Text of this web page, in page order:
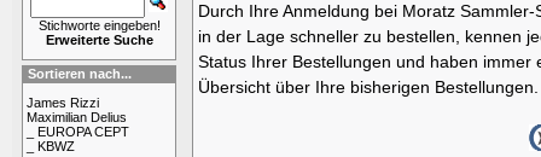
Stichworte eingeben!
Erweiterte Suche
Sortieren nach...
James Rizzi
Maximilian Delius
_ EUROPA CEPT
_ KBWZ
Durch Ihre Anmeldung bei Moratz Sammler-
in der Lage schneller zu bestellen, kennen
Status Ihrer Bestellungen und haben immer
Übersicht über Ihre bisherigen Bestellungen.